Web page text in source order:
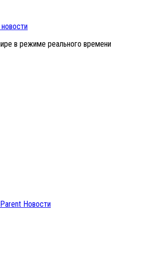
в режиме реального времени
Новости